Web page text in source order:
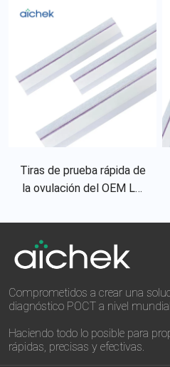
competencia para 2019-
NCov
Tiras de prueba rápida de
la ovulación del OEM LH
hoja sin cortar de la orina
Comprometidos a crear una
diagnóstico POCT a nivel
Haciendo todo lo posible para
rápidas, precisas y efectivas.